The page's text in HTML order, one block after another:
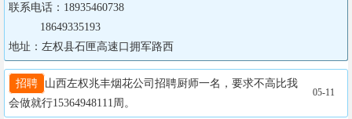
联系电话：18935460738
地址：左权县石匣高速口拥军路西
招聘
山西左权兆丰烟花公司招聘厨师一名，要求不高比我
会做就行15364948111周。
05-11